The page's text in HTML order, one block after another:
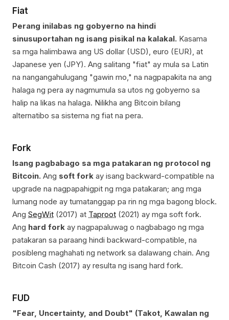
Fiat
Perang inilabas ng gobyerno na hindi
sinusuportahan ng isang pisikal na kalakal. Kasama
sa mga halimbawa ang US dollar (USD), euro (EUR), at
Japanese yen (JPY). Ang salitang "fiat" ay mula sa Latin
na nangangahulugang "gawin mo," na nagpapakita na ang
halaga ng pera ay nagmumula sa utos ng gobyerno sa
halip na likas na halaga. Nilikha ang Bitcoin bilang
alternatibo sa sistema ng fiat na pera.
Fork
Isang pagbabago sa mga patakaran ng protocol ng
Bitcoin. Ang soft fork ay isang backward-compatible na
upgrade na nagpapahigpit ng mga patakaran; ang mga
lumang node ay tumatanggap pa rin ng mga bagong block.
Ang SegWit (2017) at Taproot (2021) ay mga soft fork.
Ang hard fork ay nagpapaluwag o nagbabago ng mga
patakaran sa paraang hindi backward-compatible, na
posibleng maghahati ng network sa dalawang chain. Ang
Bitcoin Cash (2017) ay resulta ng isang hard fork.
FUD
"Fear, Uncertainty, and Doubt" (Takot, Kawalan ng